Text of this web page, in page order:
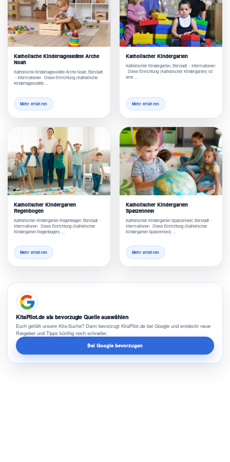
Katholische Kindertagesstätte Arche
Noah
Katholische Kindertagesstätte Arche Noah, Bürstadt
- Informationen Diese Einrichtung (Katholische
Kindertagesstätte …
Mehr erfahren
Katholischer Kindergarten
Katholischer Kindergarten, Bürstadt - Informationen
Diese Einrichtung (Katholischer Kindergarten) ist
eine …
Mehr erfahren
Katholischer Kindergarten
Regenbogen
Katholischer Kindergarten Regenbogen, Bürstadt -
Informationen Diese Einrichtung (Katholischer
Kindergarten Regenbogen) …
Mehr erfahren
Katholischer Kindergarten
Spatzennest
Katholischer Kindergarten Spatzennest, Bürstadt -
Informationen Diese Einrichtung (Katholischer
Kindergarten Spatzennest) …
Mehr erfahren
KitaPilot.de als bevorzugte Quelle auswählen
Euch gefällt unsere Kita-Suche? Dann bevorzugt KitaPilot.de bei Google und entdeckt neue
Ratgeber und Tipps künftig noch schneller.
Bei Google bevorzugen